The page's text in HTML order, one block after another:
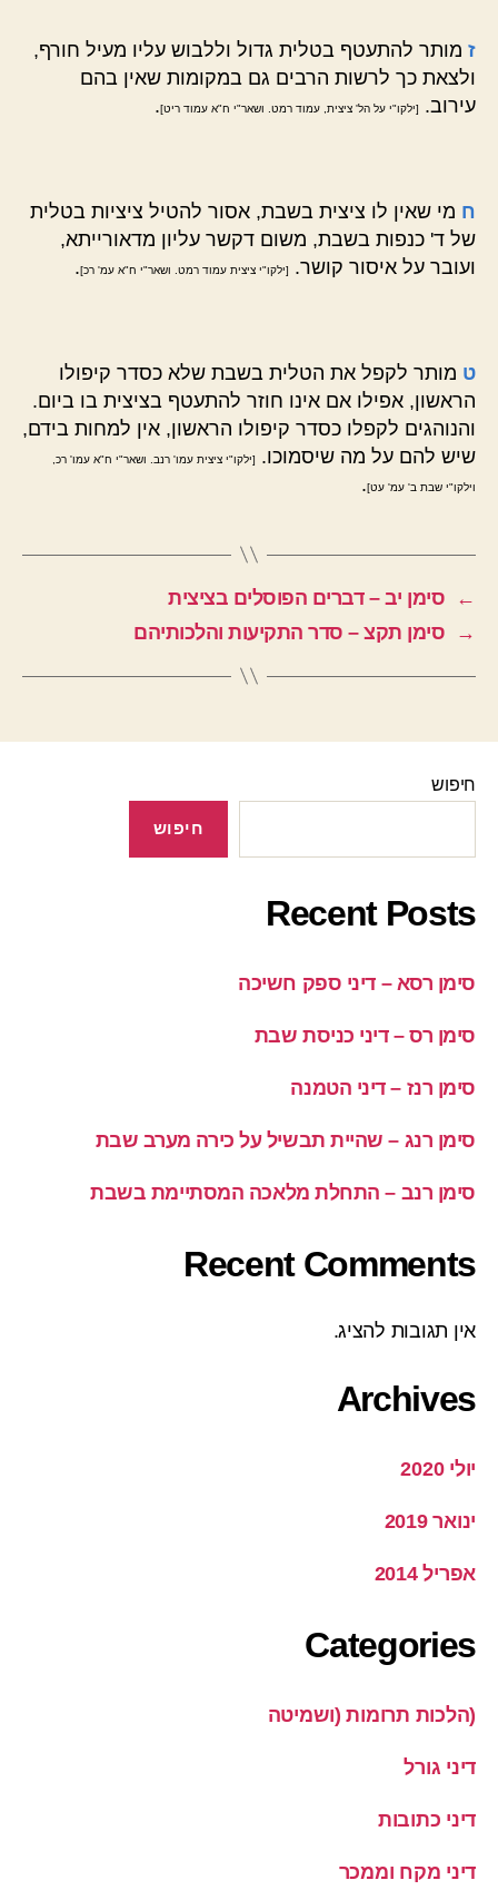
ז מותר להתעטף בטלית גדול וללבוש עליו מעיל חורף,
ולצאת כך לרשות הרבים גם במקומות שאין בהם
עירוב.
[ילקו"י על הל' ציצית, עמוד רמט. ושאר"י ח"א עמוד ריט].
ח מי שאין לו ציצית בשבת, אסור להטיל ציציות בטלית
של ד' כנפות בשבת, משום דקשר עליון מדאורייתא,
ועובר על איסור קושר.
[ילקו"י ציצית עמוד רמט. ושאר"י ח"א עמ' רכ].
ט מותר לקפל את הטלית בשבת שלא כסדר קיפולו
הראשון, אפילו אם אינו חוזר להתעטף בציצית בו ביום.
והנוהגים לקפלו כסדר קיפולו הראשון, אין למחות בידם,
שיש להם על מה שיסמוכו.
[ילקו"י ציצית עמו' רנב. ושאר"י ח"א עמו' רכ,
וילקו"י שבת ב' עמ' עט].
←
סימן יב – דברים הפוסלים בציצית
→
סימן תקצ – סדר התקיעות והלכותיהם
חיפוש
חיפוש
Recent Posts
סימן רסא – דיני ספק חשיכה
סימן רס – דיני כניסת שבת
סימן רנז – דיני הטמנה
סימן רנג – שהיית תבשיל על כירה מערב שבת
סימן רנב – התחלת מלאכה המסתיימת בשבת
Recent Comments
אין תגובות להציג.
Archives
יולי 2020
ינואר 2019
אפריל 2014
Categories
(הלכות תרומות (ושמיטה
דיני גורל
דיני כתובות
דיני מקח וממכר